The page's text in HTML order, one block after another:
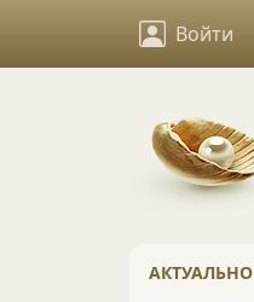
Войти
АКТУАЛЬНО